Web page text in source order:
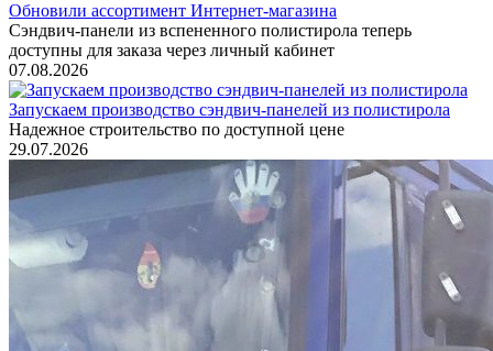
Обновили ассортимент Интернет-магазина
Сэндвич-панели из вспененного полистирола теперь
доступны для заказа через личный кабинет
07.08.2026
Запускаем производство сэндвич-панелей из полистирола
Надежное строительство по доступной цене
29.07.2026